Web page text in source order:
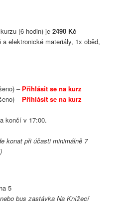
(6 hodin) je 2490 Kč
elektronické materiály, 1x oběd,
– Přihlásit se na kurz
– Přihlásit se na kurz
a končí v 17:00.
konat při účasti minimálně 7
5
bus zastávka Na Knížecí